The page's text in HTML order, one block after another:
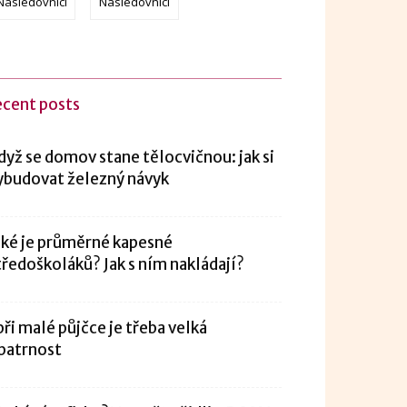
posts
se domov stane tělocvičnou: jak si
železný návyk
je průměrné kapesné
Jak s ním nakládají?
malé půjčce je třeba velká